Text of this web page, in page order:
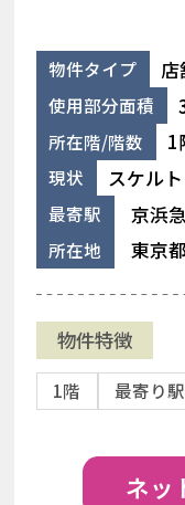
物件タイプ
使用部分面積
所在階/階数 1
現状 スケル
最寄駅 京浜
所在地 東京
物件特徴
1階 最寄り
ネッ